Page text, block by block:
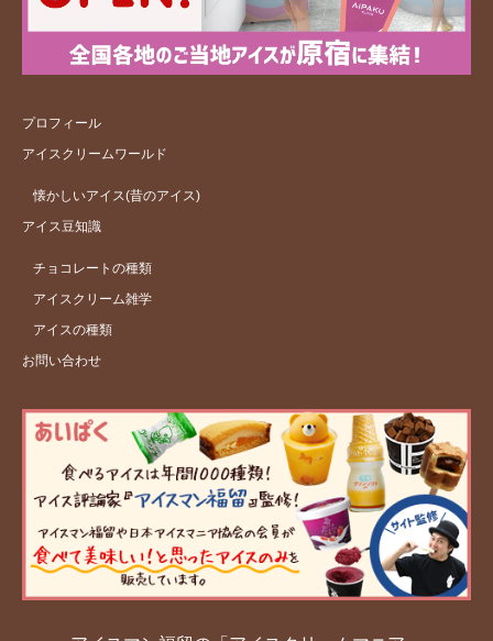
プロフィール
アイスクリームワールド
懐かしいアイス(昔のアイス)
アイス豆知識
チョコレートの種類
アイスクリーム雑学
アイスの種類
お問い合わせ